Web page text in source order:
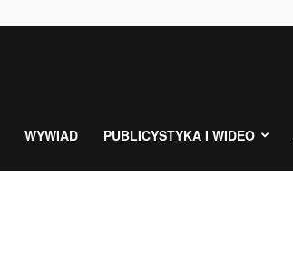
WYWIAD PUBLICYSTYKA I WIDEO